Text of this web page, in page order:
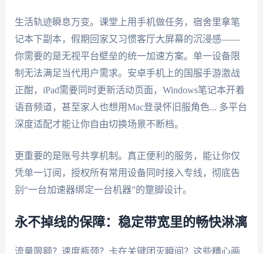
生活轨迹瞬息万变。课堂上用手机做任务，宿舍里拿笔
记本下副本，假期回家又习惯客厅大屏幕的沉浸感——
你需要的是无视平台壁垒的统一加速方案。单一设备限
制无法满足当代用户需求。安卓手机上的国服手游激战
正酣，iPad需要同时更新活动页面，Windows笔记本开着
语音频道，甚至家人也想用Mac登录怀旧服角色... 多平台
深度适配才能让你自由切换场景不断档。
更重要的是账号共享机制。真正便利的服务，能让你仅
凭单一订阅，授权所有常用设备同时接入专线，彻底告
别“一台加速器绑定一台机器”的蹩脚设计。
永不掉线的保障：稳定带宽里的畅快淋漓
流量限额？速度瓶颈？卡在关键团灭瞬间？这些糟心画